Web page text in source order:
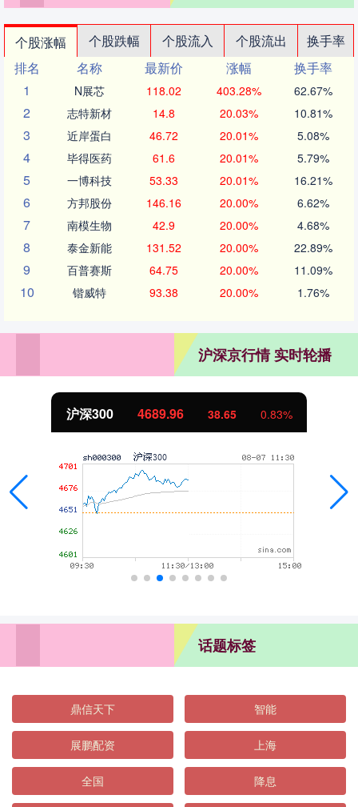
个股涨幅 个股跌幅 个股流入 个股流出
换手率
排名
名称 最新价 涨幅
换手率
1
N展芯 118.02 403.28% 62.67%
2 志特新材 14.8 20.03% 10.81%
3 近岸蛋白 46.72 20.01% 5.08%
4 毕得医药 61.6 20.01% 5.79%
5 一博科技 53.33 20.01% 16.21%
6 方邦股份 146.16 20.00% 6.62%
7 南模生物 42.9 20.00% 4.68%
8 泰金新能 131.52 20.00% 22.89%
9 百普赛斯 64.75 20.00% 11.09%
10 锴威特 93.38 20.00% 1.76%
沪深京行情 实时轮播
沪深300 4689.96 38.65 0.83%
话题标签
鼎信天下 智能
展鹏配资 上海
全国 降息